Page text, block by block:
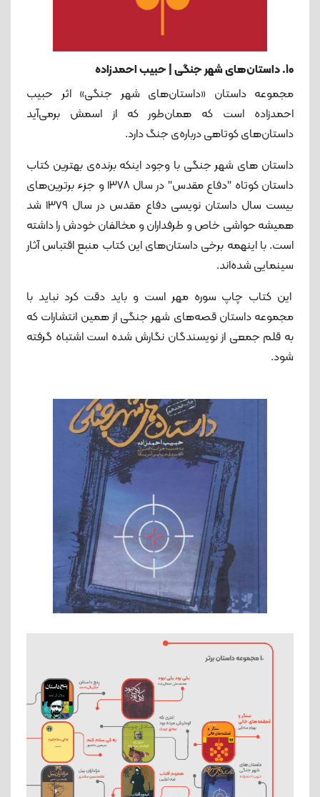
10. داستان‌های شهر جنگی | حبیب احمدزاده
مجموعه داستان «داستان‌های شهر جنگی» اثر حبیب
احمد‌زاده است که همان‌طور که از اسمش برمی‌آید
داستان‌های کوتاهی درباره‌ی جنگ دارد.
داستان های شهر جنگی با وجود اینکه برنده‌ی بهترین کتاب
داستان کوتاه "دفاع مقدس" در سال ۱۳۷۸ و جزء برترین‌های
بیست سال داستان نویسی دفاع مقدس در سال ۱۳۷۹ شد
همیشه حواشی خاص و طرفداران و مخالفان خودش را داشته
است. با اینهمه برخی داستان‌های این کتاب منبع اقتباس آثار
سینمایی شده‌اند.
این کتاب چاپ سوره مهر است و باید دقت کرد نباید با
مجموعه داستان قصه‌های شهر جنگی از همین انتشارات که
به قلم جمعی از نویسندگان نگارش شده است اشتباه گرفته
شود.